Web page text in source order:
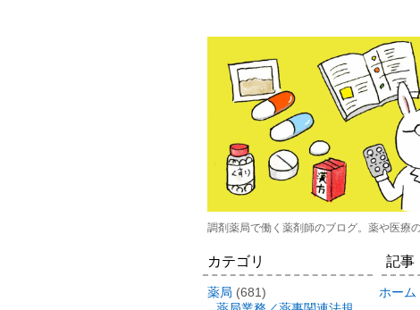
調剤薬局で働く薬剤師のブログ。薬や医療
記事
ホーム
カテゴリ
薬局 (681)